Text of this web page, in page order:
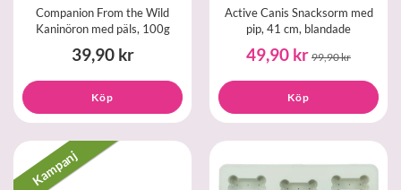
Companion From the Wild
Kaninöron med päls, 100g
39,90 kr
Köp
Active Canis Snacksorm med
pip, 41 cm, blandade
49,90 kr 99,90 kr
Köp
Kampanj